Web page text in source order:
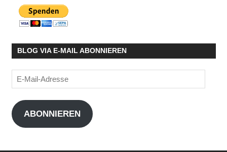
BLOG VIA E-MAIL ABONNIEREN
E-
Mail-
Adresse
ABONNIEREN